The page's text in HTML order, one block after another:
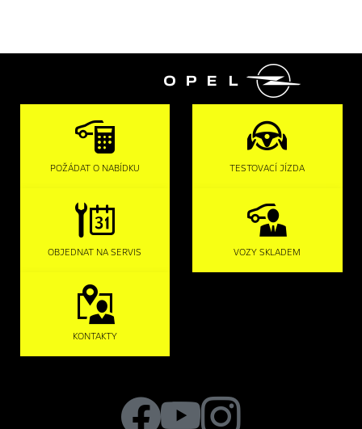

POŽÁDAT O NABÍDKU TESTOVACÍ JÍZDA
OBJEDNAT NA SERVIS VOZY SKLADEM
KONTAKTY